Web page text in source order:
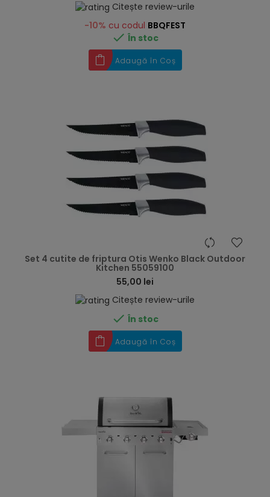
Citește review-urile
-10% cu codul BBQFEST
 În stoc
Adaugă în Coș
Set 4 cutite de friptura Otis Wenko Black Outdoor
Kitchen 55059100
55,00 lei
Citește review-urile
 În stoc
Adaugă în Coș